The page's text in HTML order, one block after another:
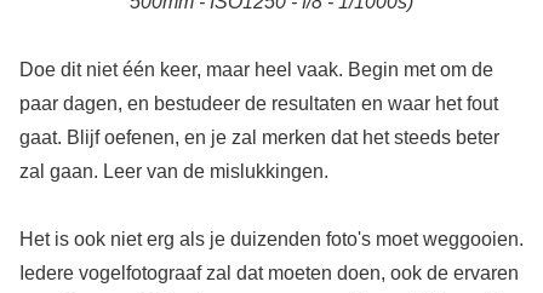
Doe dit niet één keer, maar heel vaak. Begin met om de
paar dagen, en bestudeer de resultaten en waar het fout
gaat. Blijf oefenen, en je zal merken dat het steeds beter
zal gaan. Leer van de mislukkingen.
Het is ook niet erg als je duizenden foto's moet weggooien.
Iedere vogelfotograaf zal dat moeten doen, ook de ervaren